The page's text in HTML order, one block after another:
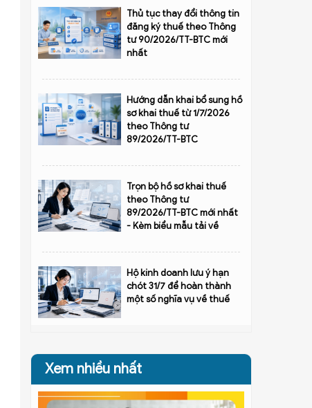
Thủ tục thay đổi thông tin
đăng ký thuế theo Thông
tư 90/2026/TT-BTC mới
nhất
Hướng dẫn khai bổ sung hồ
sơ khai thuế từ 1/7/2026
theo Thông tư
89/2026/TT-BTC
Trọn bộ hồ sơ khai thuế
theo Thông tư
89/2026/TT-BTC mới nhất
- Kèm biểu mẫu tải về
Hộ kinh doanh lưu ý hạn
chót 31/7 để hoàn thành
một số nghĩa vụ về thuế
Xem nhiều nhất